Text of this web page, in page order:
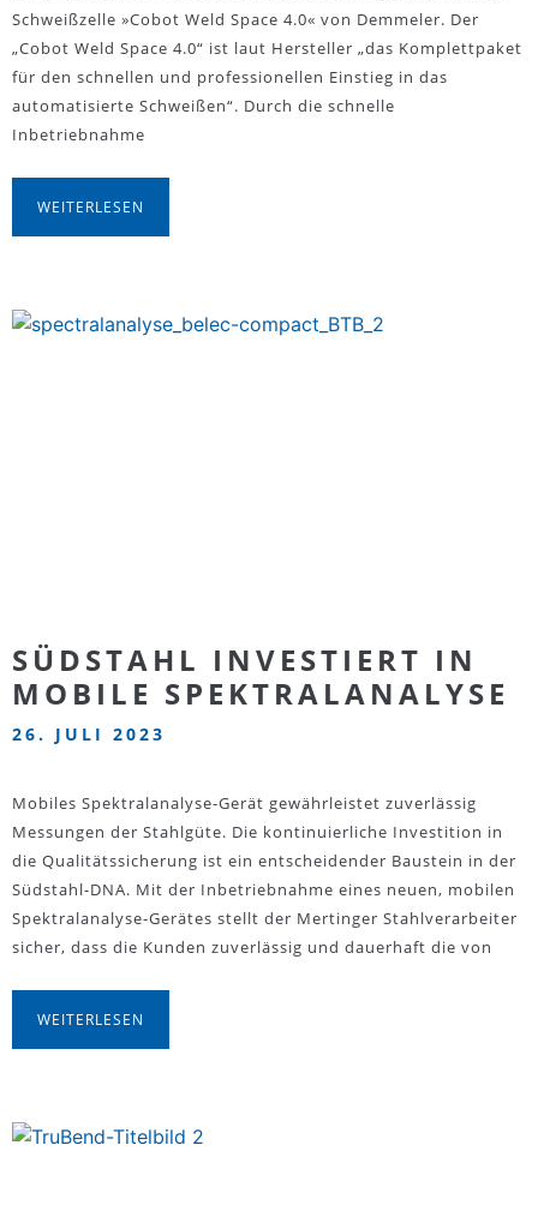
Schweißzelle »Cobot Weld Space 4.0« von Demmeler. Der
„Cobot Weld Space 4.0“ ist laut Hersteller „das Komplettpaket
für den schnellen und professionellen Einstieg in das
automatisierte Schweißen“. Durch die schnelle
Inbetriebnahme
WEITERLESEN
SÜDSTAHL INVESTIERT IN
MOBILE SPEKTRALANALYSE
26. JULI 2023
Mobiles Spektralanalyse-Gerät gewährleistet zuverlässig
Messungen der Stahlgüte. Die kontinuierliche Investition in
die Qualitätssicherung ist ein entscheidender Baustein in der
Südstahl-DNA. Mit der Inbetriebnahme eines neuen, mobilen
Spektralanalyse-Gerätes stellt der Mertinger Stahlverarbeiter
sicher, dass die Kunden zuverlässig und dauerhaft die von
WEITERLESEN